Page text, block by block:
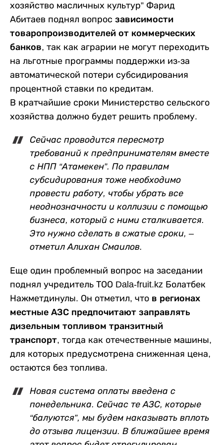
хозяйство масличных культур” Фарид
Абитаев поднял вопрос зависимости
товаропроизводителей от коммерческих
банков, так как аграрии не могут переходить
на льготные программы поддержки из-за
автоматической потери субсидирования
процентной ставки по кредитам.
В кратчайшие сроки Министерство сельского
хозяйства должно будет решить проблему.
Сейчас проводится пересмотр
требований к предпринимателям вместе
с НПП “Атамекен”. По правилам
субсидирования тоже необходимо
провести работу, чтобы убрать все
неоднозначности и коллизии с помощью
бизнеса, который с ними сталкивается.
Это нужно сделать в сжатые сроки, –
отметил Алихан Смаилов.
Еще один проблемный вопрос на заседании
поднял учредитель ТОО Dala-fruit.kz Болатбек
Нажметдинулы. Он отметил, что в регионах
местные АЗС предпочитают заправлять
дизельным топливом транзитный
транспорт, тогда как отечественные машины,
для которых предусмотрена сниженная цена,
остаются без топлива.
Новая система оплаты введена с
понедельника. Сейчас те АЗС, которые
“балуются”, мы будем наказывать вплоть
до отзыва лицензии. В ближайшее время